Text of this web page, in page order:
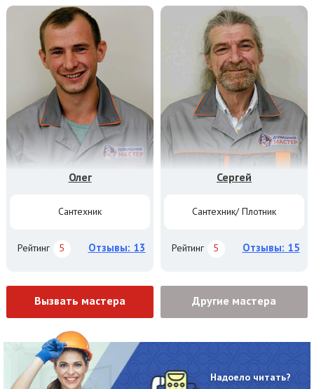
Олег
Сантехник
Рейтинг 5 Отзывы: 13
Сергей
Сантехник/ Плотник
Рейтинг 5 Отзывы: 15
Вызвать мастера Другие мастера
Надоело читать?